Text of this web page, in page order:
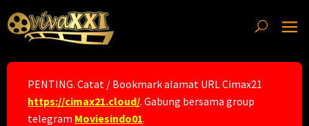
to
content
PENTING. Catat / Bookmark alamat URL Cimax21
https://cimax21.cloud/. Gabung bersama group
telegram Moviesindo01.